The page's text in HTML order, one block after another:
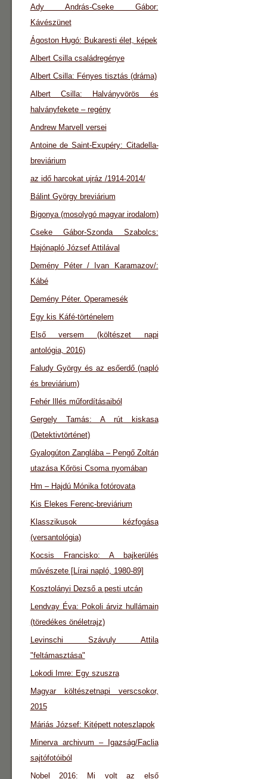
Ady András-Cseke Gábor:
Kávészünet
Ágoston Hugó: Bukaresti élet, képek
Albert Csilla családregénye
Albert Csilla: Fényes tisztás (dráma)
Albert Csilla: Halványvörös és
halványfekete – regény
Andrew Marvell versei
Antoine de Saint-Exupéry: Citadella-
breviárium
az idő harcokat ujráz /1914-2014/
Bálint György breviárium
Bigonya (mosolygó magyar irodalom)
Cseke Gábor-Szonda Szabolcs:
Hajónapló József Attilával
Demény Péter / Ivan Karamazov/:
Kábé
Demény Péter. Operamesék
Egy kis Káfé-történelem
Első versem (költészet napi
antológia, 2016)
Faludy György és az esőerdő (napló
és breviárium)
Fehér Illés műfordításaiból
Gergely Tamás: A rút kiskasa
(Detektivtörténet)
Gyalogúton Zanglába – Pengő Zoltán
utazása Kőrösi Csoma nyomában
Hm – Hajdú Mónika fotórovata
Kis Elekes Ferenc-breviárium
Klasszikusok kézfogása
(versantológia)
Kocsis Francisko: A bajkerülés
művészete [Lírai napló, 1980-89]
Kosztolányi Dezső a pesti utcán
Lendvay Éva: Pokoli árviz hullámain
(töredékes önéletrajz)
Levinschi Szávuly Attila
"feltámasztása"
Lokodi Imre: Egy szuszra
Magyar költészetnapi verscsokor,
2015
Máriás József: Kitépett noteszlapok
Minerva archivum – Igazság/Faclia
sajtófotóiból
Nobel 2016: Mi volt az első